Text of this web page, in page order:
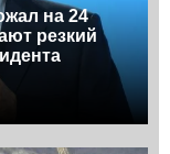
на 24
резкий